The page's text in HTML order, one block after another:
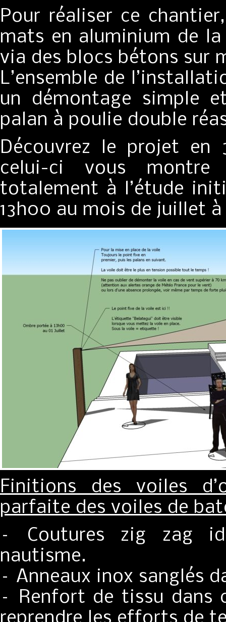
Pour réaliser ce
mats en aluminium de
via des blocs bétons sur
L’ensemble de
un démontage simple
palan à poulie double
Découvrez le projet en
celui-ci vous
totalement à l’étude
13h00 au mois de juillet
Finitions des voiles
parfaite des voiles de
– Coutures zig zag
nautisme.
– Anneaux inox sanglés
– Renfort de tissu dans